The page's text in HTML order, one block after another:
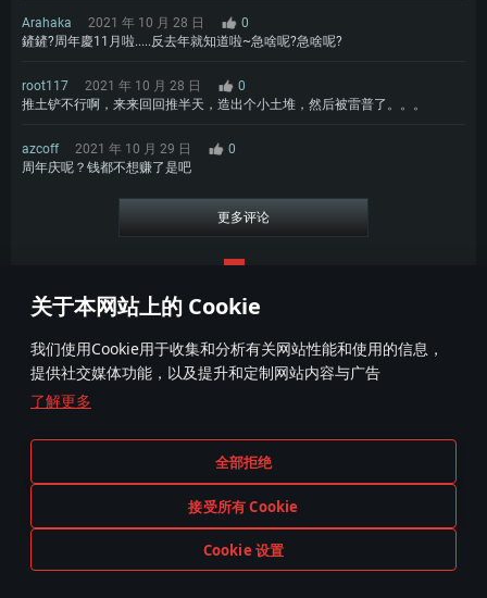
关于本网站上的 Cookie
我们使用Cookie用于收集和分析有关网站性能和使用的信息，
提供社交媒体功能，以及提升和定制网站内容与广告
了解更多
全部拒绝
接受所有 Cookie
Cookie 设置
Arahaka 2021 年 10 月 28 日
0
鏟鏟?周年慶11月啦.....反去年就知道啦~急啥呢?急啥呢?
root117 2021 年 10 月 28 日
0
推土铲不行啊，来来回回推半天，造出个小土堆，然后被雷普了。。。
azcoff 2021 年 10 月 29 日
0
周年庆呢？钱都不想赚了是吧
更多评论
在游戏中出现的任何现实中的武器;和载具不代表载具和武器的制造商赞助此游戏或为此游戏背书。
现在游玩！